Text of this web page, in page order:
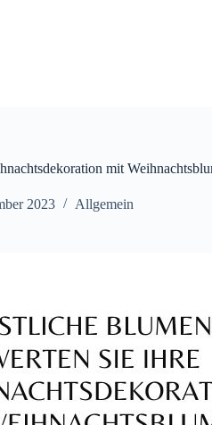
mit
2023 Allgemein